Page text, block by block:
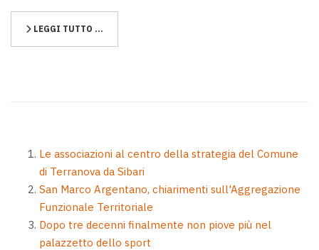
LEGGI TUTTO …
Le associazioni al centro della strategia del Comune
di Terranova da Sibari
San Marco Argentano, chiarimenti sull'Aggregazione
Funzionale Territoriale
Dopo tre decenni finalmente non piove più nel
palazzetto dello sport